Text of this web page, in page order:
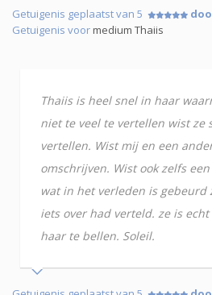
Getuigenis geplaatst van 5
Getuigenis voormedium Thaiis
Thaiis is heel snel in haar
niet te veel te vertellen wist ze
vertellen. Wist mij en een
omschrijven. Wist ook zelfs
wat in het verleden is gebeurd
iets over had verteld. ze is
haar te bellen. Soleil.